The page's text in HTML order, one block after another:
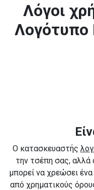
Λόγοι
Λογότυπο
Ο κατασκευαστής
την τσέπη σας, αλλά
μπορεί να χρεώσει
από χρηματικούς